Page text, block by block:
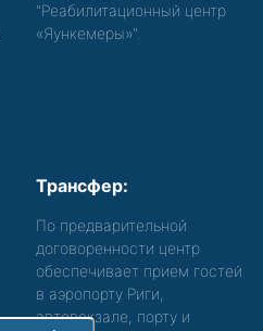
"Реабилитационный центр
«Яункемеры»".
Трансфер:
По предварительной
договоренности центр
обеспечивает прием гостей
в аэропорту Риги,
автовокзале, порту и